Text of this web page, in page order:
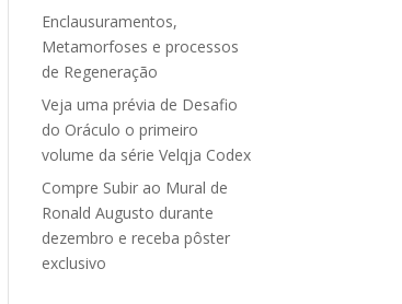
Enclausuramentos,
Metamorfoses e processos
de Regeneração
Veja uma prévia de Desafio
do Oráculo o primeiro
volume da série Velqja Codex
Compre Subir ao Mural de
Ronald Augusto durante
dezembro e receba pôster
exclusivo